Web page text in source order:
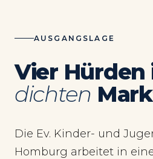
AUSGANGSLAGE
Vier Hürden
dichten
Die Ev. Kinder- und
Homburg arbeitet in